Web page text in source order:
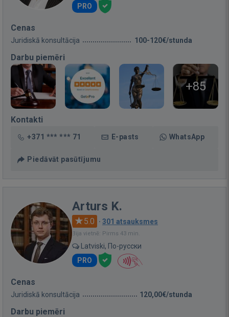
PRO
Cenas
Juridiskā konsultācija 100-120€/stunda
Darbu piemēri
+85
Kontakti
+371 *** *** 71 E-pasts WhatsApp
Piedāvāt pasūtījumu
Arturs K.
5.0 · 301 atsauksmes
Bija vietnē: Pirms 43 min.
Latviski, По-русски
PRO
Cenas
Juridiskā konsultācija 120,00€/stunda
Darbu piemēri